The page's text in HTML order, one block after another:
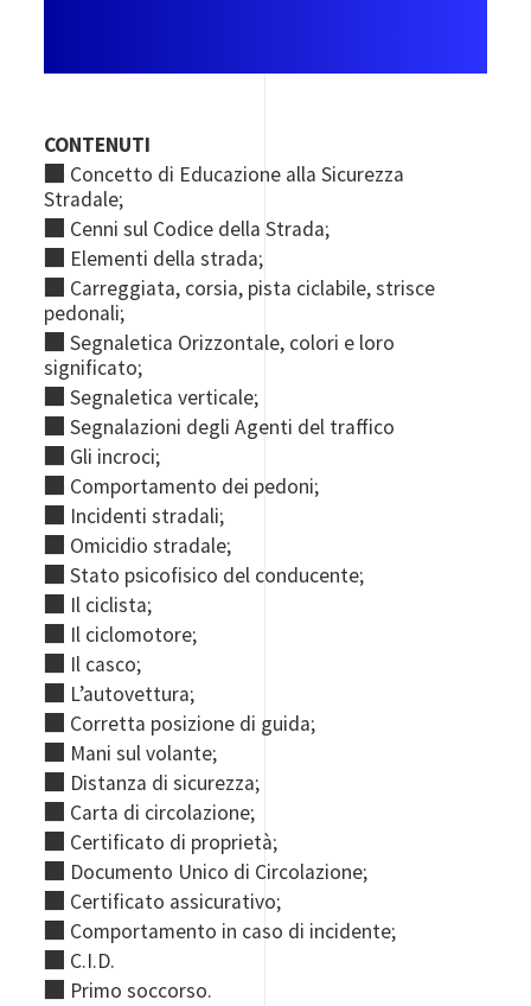
CONTENUTI
■ Concetto di Educazione alla Sicurezza
Stradale;
■ Cenni sul Codice della Strada;
■ Elementi della strada;
■ Carreggiata, corsia, pista ciclabile, strisce
pedonali;
■Segnaletica Orizzontale, colori e loro
significato;
■Segnaletica verticale;
■Segnalazioni degli Agenti del traffico
■ Gli incroci;
■ Comportamento dei pedoni;
■ Incidenti stradali;
■ Omicidio stradale;
■Stato psicofisico del conducente;
■ Il ciclista;
■ Il ciclomotore;
■ Il casco;
■ L’autovettura;
■ Corretta posizione di guida;
■ Mani sul volante;
■ Distanza di sicurezza;
■ Carta di circolazione;
■ Certificato di proprietà;
■ Documento Unico di Circolazione;
■ Certificato assicurativo;
■ Comportamento in caso di incidente;
■ C.I.D.
■ Primo soccorso.